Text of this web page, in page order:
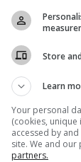
μοναχή
από το
να
για
Store
Learn
Your personal
(cookies,
accessed by
site. We and
partners.